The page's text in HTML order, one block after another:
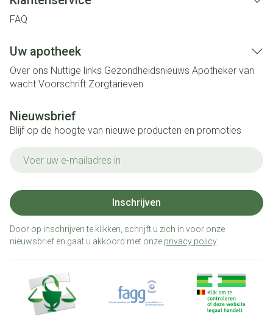
FAQ
Uw apotheek
Over ons Nuttige links Gezondheidsnieuws Apotheker van
wacht Voorschrift Zorgtarieven
Nieuwsbrief
Blijf op de hoogte van nieuwe producten en promoties
Inschrijven
Door op inschrijven te klikken, schrijft u zich in voor onze
nieuwsbrief en gaat u akkoord met onze privacy policy.